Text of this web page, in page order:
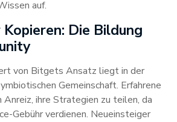
auf.
Die Bildung
von Bitgets Ansatz liegt in der
Gemeinschaft. Erfahrene
Anreiz, ihre Strategien zu teilen, da
Gebühr verdienen. Neueinsteiger